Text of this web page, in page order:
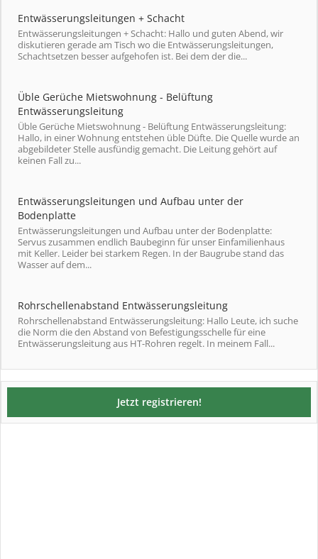
Entwässerungsleitungen + Schacht
Entwässerungsleitungen + Schacht: Hallo und guten Abend, wir
diskutieren gerade am Tisch wo die Entwässerungsleitungen,
Schachtsetzen besser aufgehofen ist. Bei dem der die...
Üble Gerüche Mietswohnung - Belüftung
Entwässerungsleitung
Üble Gerüche Mietswohnung - Belüftung Entwässerungsleitung:
Hallo, in einer Wohnung entstehen üble Düfte. Die Quelle wurde an
abgebildeter Stelle ausfündig gemacht. Die Leitung gehört auf
keinen Fall zu...
Entwässerungsleitungen und Aufbau unter der
Bodenplatte
Entwässerungsleitungen und Aufbau unter der Bodenplatte:
Servus zusammen endlich Baubeginn für unser Einfamilienhaus
mit Keller. Leider bei starkem Regen. In der Baugrube stand das
Wasser auf dem...
Rohrschellenabstand Entwässerungsleitung
Rohrschellenabstand Entwässerungsleitung: Hallo Leute, ich suche
die Norm die den Abstand von Befestigungsschelle für eine
Entwässerungsleitung aus HT-Rohren regelt. In meinem Fall...
Jetzt registrieren!